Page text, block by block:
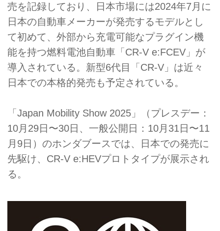
売を記録しており、日本市場には2024年7月に
日本の自動車メーカーが発売するモデルとし
て初めて、外部から充電可能なプラグイン機
能を持つ燃料電池自動車「CR-V e:FCEV」が
導入されている。新型6代目「CR-V」は近々
日本での本格的発売も予定されている。
「Japan Mobility Show 2025」（プレスデー：
10月29日〜30日、一般公開日：10月31日〜11
月9日）のホンダブースでは、日本での発売に
先駆け、CR-V e:HEVプロトタイプが展示され
る。